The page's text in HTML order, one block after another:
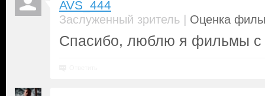
AVS_444
Заслуженный зритель | Оценка
Спасибо, люблю я фильмы с